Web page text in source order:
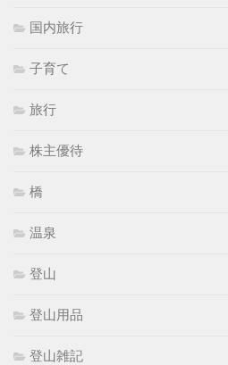
国内旅行
子育て
旅行
株主優待
橋
温泉
登山
登山用品
登山雑記